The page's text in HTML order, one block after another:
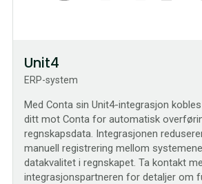
Unit4
ERP-system
Med Conta sin Unit4-integrasjon
ditt mot Conta for automatisk
regnskapsdata. Integrasjonen
manuell registrering mellom
datakvalitet i regnskapet. Ta kontakt
integrasjonspartneren for detaljer om